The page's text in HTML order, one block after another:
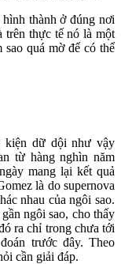
thành ở đúng nơi
trên thực tế nó là một
quá mờ để có thể
kiện dữ dội như vậy
từ hàng nghìn năm
mang lại kết quả
là do supernova
nhau của ngôi sao.
ngôi sao, cho thấy
ra chỉ trong chưa tới
trước đây. Theo
cần giải đáp.